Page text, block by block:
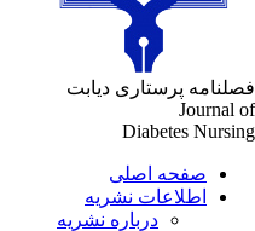
پرستاری دیابت
Journal
Diabetes
صفحه اصلی
اطلاعات نشریه
درباره نشریه